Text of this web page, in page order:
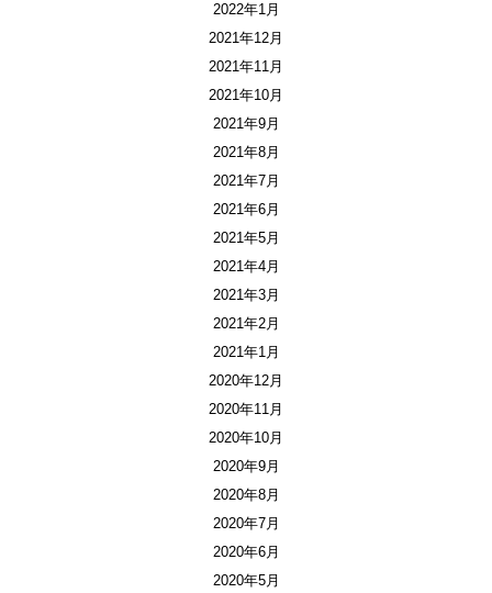
2022年1月
2021年12月
2021年11月
2021年10月
2021年9月
2021年8月
2021年7月
2021年6月
2021年5月
2021年4月
2021年3月
2021年2月
2021年1月
2020年12月
2020年11月
2020年10月
2020年9月
2020年8月
2020年7月
2020年6月
2020年5月